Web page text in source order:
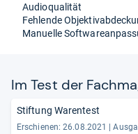
Audioqualität
Fehlende
Manuelle
Im Test der
Stiftung Warentest
Erschienen: 26.08.2021